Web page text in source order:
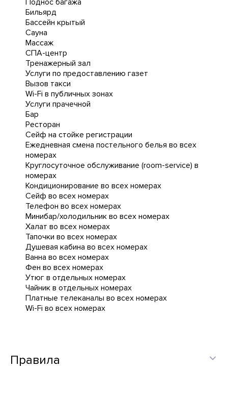
Поднос багажа
Бильярд
Бассейн крытый
Сауна
Массаж
СПА-центр
Тренажерный зал
Услуги по предоставлению газет
Вызов такси
Wi-Fi в публичных зонах
Услуги прачечной
Бар
Ресторан
Сейф на стойке регистрации
Ежедневная cмена постельного белья во всех
номерах
Круглосуточное обслуживание (room-service) в
номерах
Кондиционирование во всех номерах
Сейф во всех номерах
Телефон во всех номерах
Минибар/холодильник во всех номерах
Халат во всех номерах
Тапочки во всех номерах
Душевая кабина во всех номерах
Ванна во всех номерах
Фен во всех номерах
Утюг в отдельных номерах
Чайник в отдельных номерах
Платные телеканалы во всех номерах
Wi-Fi во всех номерах
Правила